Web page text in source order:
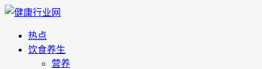
热点
饮食养生
营养